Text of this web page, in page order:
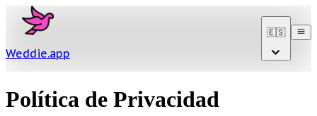
Weddie.app
🇪🇸
Política de Privacidad